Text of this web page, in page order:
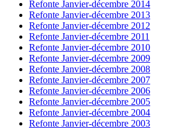
Refonte Janvier-décembre 2014
Refonte Janvier-décembre 2013
Refonte Janvier-décembre 2012
Refonte Janvier-décembre 2011
Refonte Janvier-décembre 2010
Refonte Janvier-décembre 2009
Refonte Janvier-décembre 2008
Refonte Janvier-décembre 2007
Refonte Janvier-décembre 2006
Refonte Janvier-décembre 2005
Refonte Janvier-décembre 2004
Refonte Janvier-décembre 2003